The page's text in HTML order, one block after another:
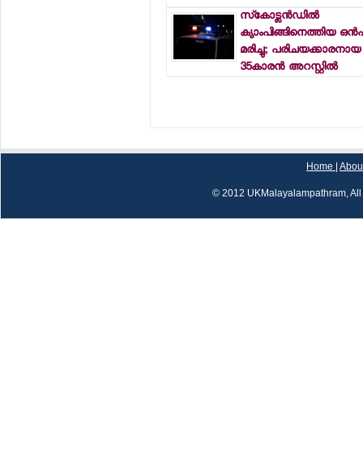
സ്‌കോട്ലന്‍ഡില്‍
ക്യാംപിങ്ങിനെത്തിയ
മരിച്ചു; പരിചയക്കാരനായ
35കാരന്‍ അറസ്റ്റില്‍
Home
© 2012 UKMalayalampathram,